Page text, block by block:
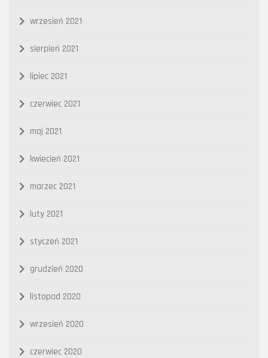
wrzesień 2021
sierpień 2021
lipiec 2021
czerwiec 2021
maj 2021
kwiecień 2021
marzec 2021
luty 2021
styczeń 2021
grudzień 2020
listopad 2020
wrzesień 2020
czerwiec 2020